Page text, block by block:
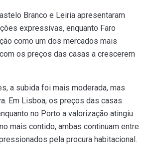
Branco e Leiria apresentaram
expressivas, enquanto Faro
como um dos mercados mais
os preços das casas a crescerem
a subida foi mais moderada, mas
Em Lisboa, os preços das casas
no Porto a valorização atingiu
mais contido, ambas continuam entre
pela procura habitacional.